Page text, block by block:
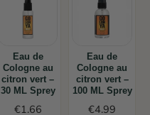
Eau de
Cologne au
citron vert –
30 ML Sprey
€1.66
Eau de
Cologne au
citron vert –
100 ML Sprey
€4.99